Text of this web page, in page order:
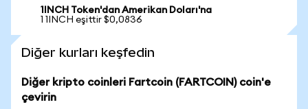
1INCH Token'dan Amerikan Doları'na
1 1INCH eşittir $0,0836
Diğer kurları keşfedin
Diğer kripto coinleri Fartcoin (FARTCOIN) coin'e
çevirin